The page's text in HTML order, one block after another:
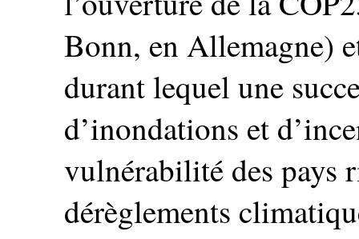
Bonn, en Allemagne)
durant lequel une
d’inondations et
vulnérabilité des pays
dérèglements